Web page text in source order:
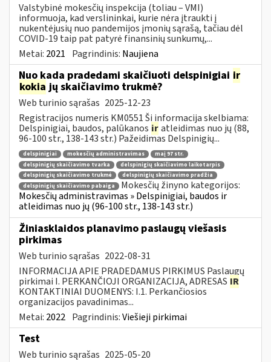
Valstybinė mokesčių inspekcija (toliau – VMI)
informuoja, kad verslininkai, kurie nėra įtraukti į
nukentėjusių nuo pandemijos įmonių sąrašą, tačiau dėl
COVID-19 taip pat patyrė finansinių sunkumų,...
Metai: 2021 Pagrindinis: Naujiena
Nuo kada pradedami skaičiuoti delspinigiai ir
kokia jų skaičiavimo trukmė?
Web turinio sąrašas 2025-12-23
Registracijos numeris KM0551 Ši informacija skelbiama:
Delspinigiai, baudos, palūkanos iratleidimas nuo jų (88,
96-100 str., 138-143 str.) Pažeidimas Delspinigių...
delspinigiai mokesčių administravimas
maį 97 str.
delspinigių skaičiavimo tvarka
delspinigių skaičiavimo laikotarpis
delspinigių skaičiavimo trukmė
delspinigių skaičiavimo pradžia
delspinigių skaičiavimo pabaiga
Mokesčių žinyno kategorijos:
Mokesčių administravimas » Delspinigiai, baudos ir
atleidimas nuo jų (96-100 str., 138-143 str.)
Žiniasklaidos planavimo paslaugų viešasis
pirkimas
Web turinio sąrašas 2022-08-31
INFORMACIJA APIE PRADEDAMUS PIRKIMUS Paslaugų
pirkimai I. PERKANČIOJI ORGANIZACIJA, ADRESAS IR
KONTAKTINIAI DUOMENYS: I.1. Perkančiosios
organizacijos pavadinimas...
Metai: 2022 Pagrindinis:Viešieji pirkimai
Test
Web turinio sąrašas 2025-05-20